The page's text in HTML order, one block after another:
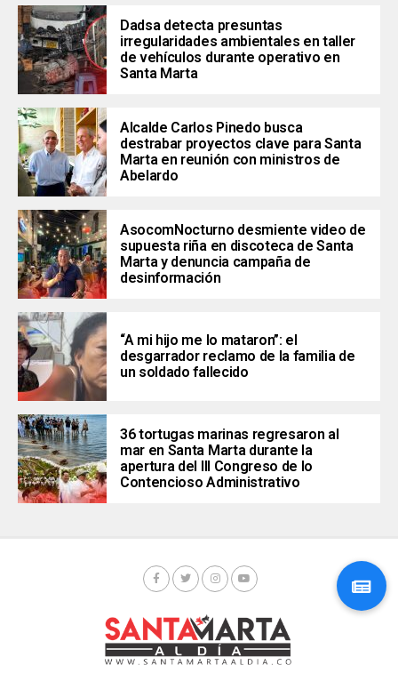
Dadsa detecta presuntas
irregularidades ambientales en taller
de vehículos durante operativo en
Santa Marta
Alcalde Carlos Pinedo busca
destrabar proyectos clave para Santa
Marta en reunión con ministros de
Abelardo
AsocomNocturno desmiente video de
supuesta riña en discoteca de Santa
Marta y denuncia campaña de
desinformación
“A mi hijo me lo mataron”: el
desgarrador reclamo de la familia de
un soldado fallecido
36 tortugas marinas regresaron al
mar en Santa Marta durante la
apertura del III Congreso de lo
Contencioso Administrativo